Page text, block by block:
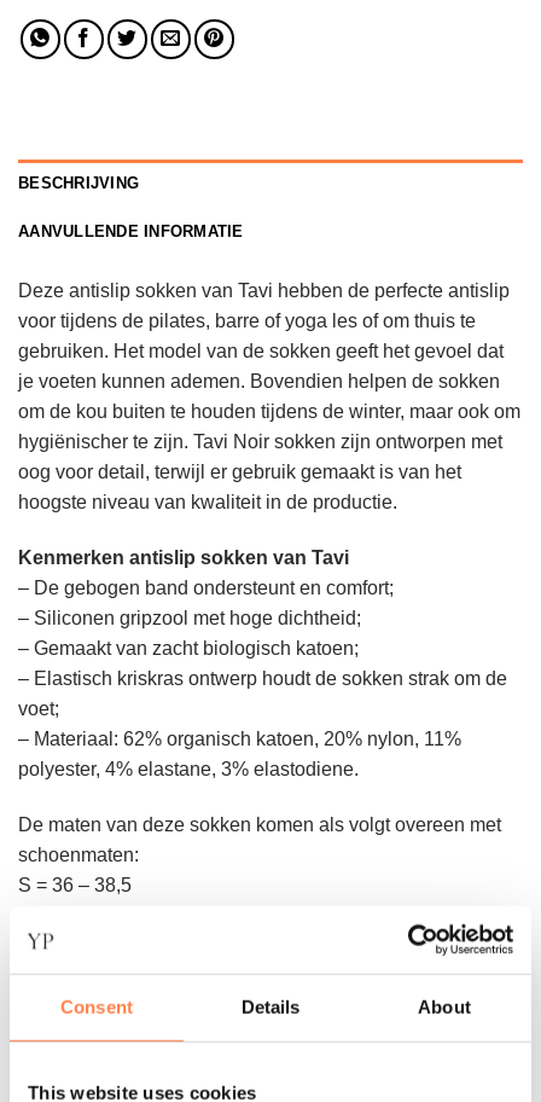
Consent Details About
This website uses cookies
BESCHRIJVING
AANVULLENDE INFORMATIE
Deze antislip sokken van Tavi hebben de perfecte antislip
voor tijdens de pilates, barre of yoga les of om thuis te
gebruiken. Het model van de sokken geeft het gevoel dat
je voeten kunnen ademen. Bovendien helpen de sokken
om de kou buiten te houden tijdens de winter, maar ook om
hygiënischer te zijn. Tavi Noir sokken zijn ontworpen met
oog voor detail, terwijl er gebruik gemaakt is van het
hoogste niveau van kwaliteit in de productie.
Kenmerken antislip sokken van Tavi
– De gebogen band ondersteunt en comfort;
– Siliconen gripzool met hoge dichtheid;
– Gemaakt van zacht biologisch katoen;
– Elastisch kriskras ontwerp houdt de sokken strak om de
voet;
– Materiaal: 62% organisch katoen, 20% nylon, 11%
polyester, 4% elastane, 3% elastodiene.
De maten van deze sokken komen als volgt overeen met
schoenmaten:
S = 36 – 38,5
Andere suggesties…